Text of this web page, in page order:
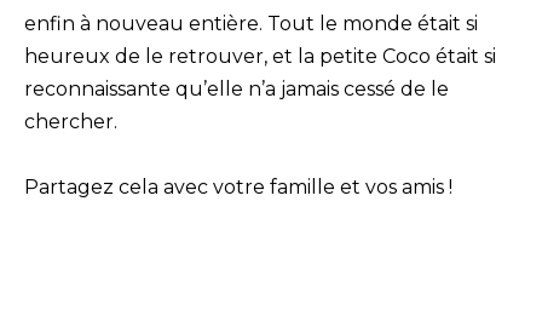
enfin à nouveau entière. Tout le monde était si
heureux de le retrouver, et la petite Coco était si
reconnaissante qu’elle n’a jamais cessé de le
chercher.
Partagez cela avec votre famille et vos amis !